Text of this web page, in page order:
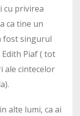
cu privirea
ca tine un
fost singurul
Piaf ( tot
ale cintecelor
alte lumi, ca ai